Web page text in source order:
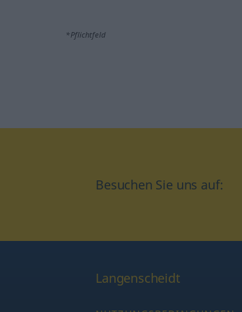
*Pflichtfeld
Besuchen Sie uns auf:
Langenscheidt